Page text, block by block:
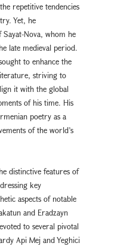
repetitive tendencies
Yet, he
Nova, whom he
late medieval period.
to enhance the
striving to
it with the global
of his time. His
poetry as a
of the world’s
distinctive features of
key
aspects of notable
and Eradzayn
to several pivotal
Api Mej and Yeghici